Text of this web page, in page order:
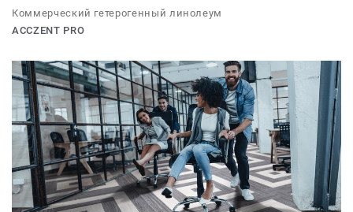
Коммерческий гетерогенный линолеум
ACCZENT PRO